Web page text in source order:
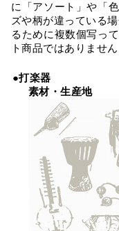
に「アソート」や「
ズや柄が違っている
るために複数個写っ
ト商品ではありません
●打楽器
素材・生産地